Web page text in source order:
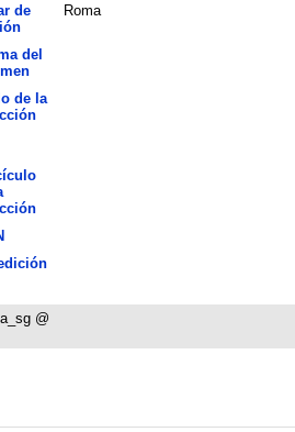
de
Roma
del
de la
@